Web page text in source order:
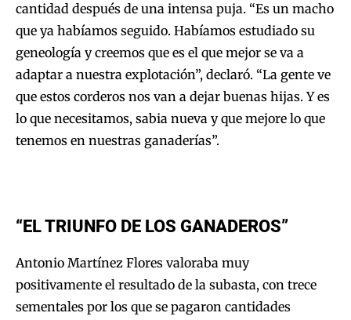
cantidad después de una intensa puja. “Es un macho
que ya habíamos seguido. Habíamos estudiado su
geneología y creemos que es el que mejor se va a
adaptar a nuestra explotación”, declaró. “La gente ve
que estos corderos nos van a dejar buenas hijas. Y es
lo que necesitamos, sabia nueva y que mejore lo que
tenemos en nuestras ganaderías”.
“EL TRIUNFO DE LOS GANADEROS”
Antonio Martínez Flores valoraba muy
positivamente el resultado de la subasta, con trece
sementales por los que se pagaron cantidades